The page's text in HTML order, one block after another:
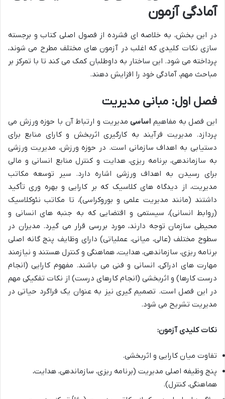
آمادگی آزمون
در این بخش، به خلاصه ای فشرده از فصول اصلی کتاب و برجسته
سازی نکات کلیدی که اغلب در آزمون های مختلف مطرح می شوند،
پرداخته می شود. این ساختار به داوطلبان کمک می کند تا با تمرکز بر
مباحث مهم، آمادگی خود را افزایش دهند.
فصل اول: مبانی مدیریت
این فصل به مفاهیم اساسیمدیریت و ارتباط آن با حوزه ورزش می
پردازد. مدیریت فرآیند به کارگیری اثربخش و کارای منابع برای
دستیابی به اهداف سازمانی است. در حوزه ورزش، مدیریت ورزشی
به سازماندهی، برنامه ریزی، هدایت و کنترل منابع انسانی و مالی
برای رسیدن به اهداف ورزشی اشاره دارد. سیر توسعه مکاتب
مدیریت، از دیدگاه های کلاسیک که بر کارایی و بهره وری تأکید
داشتند (مانند مدیریت علمی و بوروکراسی)، تا مکاتب نئوکلاسیک
(روابط انسانی)، سیستمی و اقتضایی که به جنبه های انسانی و
محیطی سازمان توجه دارند، مورد بررسی قرار می گیرد. مدیران در
سطوح مختلف (عالی، میانی، عملیاتی) دارای وظایف پنج گانه اصلی
برنامه ریزی، سازماندهی، هدایت، هماهنگی و کنترل هستند و نیازمند
مهارت های ادراکی، انسانی و فنی می باشند. مفهوم کارایی (انجام
درست کارها) و اثربخشی (انجام کارهای درست) از نکات تفکیکی مهم
در این فصل است. تصمیم گیری نیز به عنوان یک فراگرد حیاتی در
مدیریت تشریح می شود.
نکات کلیدی آزمون:
تفاوت میان کارایی و اثربخشی.
پنج وظیفه اصلی مدیریت (برنامه ریزی، سازماندهی، هدایت،
هماهنگی، کنترل).